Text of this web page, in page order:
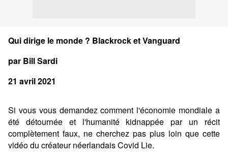
Qui dirige le monde ? Blackrock et Vanguard
par Bill Sardi
21 avril 2021
Si vous vous demandez comment l'économie mondiale a
été détournée et l'humanité kidnappée par un récit
complètement faux, ne cherchez pas plus loin que cette
vidéo du créateur néerlandais Covid Lie.